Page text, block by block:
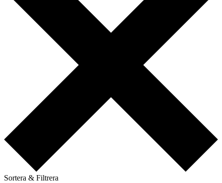
Sortera & Filtrera